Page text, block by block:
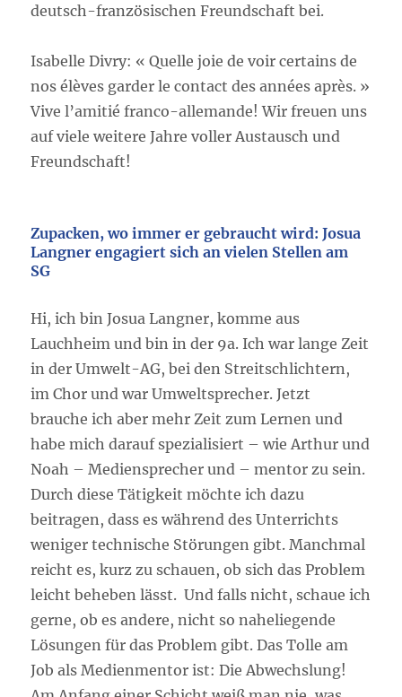
deutsch-französischen Freundschaft bei.
Isabelle Divry: « Quelle joie de voir certains de
nos élèves garder le contact des années après. »
Vive l’amitié franco-allemande! Wir freuen uns
auf viele weitere Jahre voller Austausch und
Freundschaft!
Zupacken, wo immer er gebraucht wird: Josua
Langner engagiert sich an vielen Stellen am
SG
Hi, ich bin Josua Langner, komme aus
Lauchheim und bin in der 9a. Ich war lange Zeit
in der Umwelt-AG, bei den Streitschlichtern,
im Chor und war Umweltsprecher. Jetzt
brauche ich aber mehr Zeit zum Lernen und
habe mich darauf spezialisiert – wie Arthur und
Noah – Mediensprecher und – mentor zu sein.
Durch diese Tätigkeit möchte ich dazu
beitragen, dass es während des Unterrichts
weniger technische Störungen gibt. Manchmal
reicht es, kurz zu schauen, ob sich das Problem
leicht beheben lässt. Und falls nicht, schaue ich
gerne, ob es andere, nicht so naheliegende
Lösungen für das Problem gibt. Das Tolle am
Job als Medienmentor ist: Die Abwechslung!